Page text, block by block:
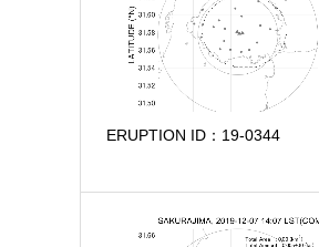
ERUPTION ID：19-0344